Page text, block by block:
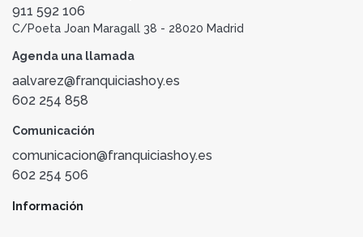
911 592 106
C/Poeta Joan Maragall 38 - 28020 Madrid
Agenda una llamada
aalvarez@franquiciashoy.es
602 254 858
Comunicación
comunicacion@franquiciashoy.es
602 254 506
Información